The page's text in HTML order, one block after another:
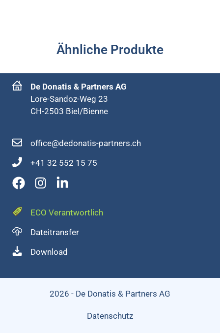
Ähnliche Produkte
De Donatis & Partners AG
Lore-Sandoz-Weg 23
CH-2503 Biel/Bienne
office@dedonatis-partners.ch
+41 32 552 15 75
ECO Verantwortlich
Dateitransfer
Download
2026 - De Donatis & Partners AG
Datenschutz